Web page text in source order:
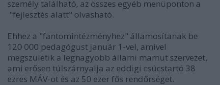
személy található, az összes egyéb menüponton a
"fejlesztés alatt" olvasható.
Ehhez a "fantomintézményhez" államosítanak be
120 000 pedagógust január 1-vel, amivel
megszületik a legnagyobb állami mamut szervezet,
ami erősen túlszárnyalja az eddigi csúcstartó 38
ezres MÁV-ot és az 50 ezer fős rendőrséget.